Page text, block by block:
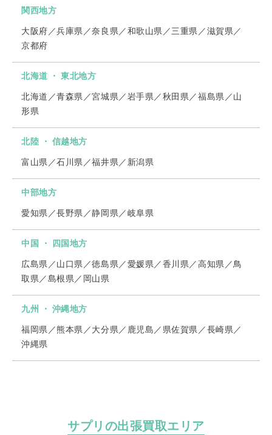
関西地方
大阪府／兵庫県／奈良県／和歌山県／三重県／滋賀県／
京都府
北海道 ・ 東北地方
北海道／青森県／宮城県／岩手県／秋田県／福島県／山
形県
北陸 ・ 信越地方
富山県／石川県／福井県／新潟県
中部地方
愛知県／長野県／静岡県／岐阜県
中国 ・ 四国地方
広島県／山口県／徳島県／愛媛県／香川県／高知県／鳥
取県／島根県／岡山県
九州 ・ 沖縄地方
福岡県／熊本県／大分県／鹿児島／県佐賀県／長崎県／
沖縄県
サプリの出張買取エリア